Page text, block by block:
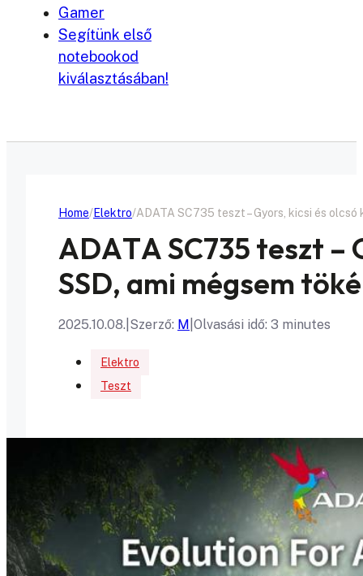
Gamer
Segítünk első
notebookod
kiválasztásában!
Home Elektro ADATA SC735 teszt – Gyors, kicsi és
ADATA SC735 teszt –
SSD, ami mégsem
2025.10.08. Szerző: M Olvasási idő: 3 minutes
Elektro
Teszt